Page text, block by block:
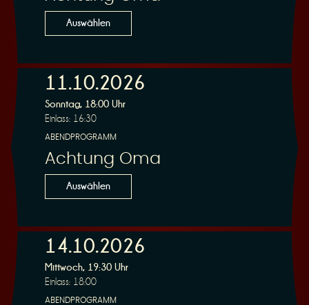
n
g
Auswählen
11.10.2026
Sonntag, 18:00 Uhr
Einlass: 16:30
ABENDPROGRAMM
Achtung Oma
Auswählen
14.10.2026
Mittwoch, 19:30 Uhr
Einlass: 18:00
ABENDPROGRAMM